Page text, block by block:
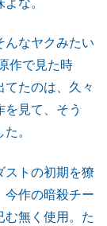
なヤクみたい
作で見た時
てたのは、久々
見て、そう
。
ストの初期を獠
作の暗殺チー
む無く使用。た